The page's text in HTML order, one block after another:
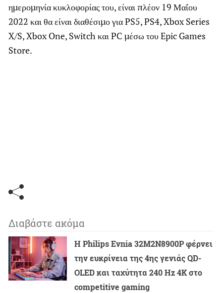
ημερομηνία κυκλοφορίας του, είναι πλέον 19 Μαΐου
2022 και θα είναι διαθέσιμο για PS5, PS4, Xbox Series
X/S, Xbox One, Switch και PC μέσω του Epic Games
Store.
Διαβάστε ακόμα
Η Philips Evnia 32M2N8900P φέρνει
την ευκρίνεια της 4ης γενιάς QD-
OLED και ταχύτητα 240 Hz 4K στο
competitive gaming